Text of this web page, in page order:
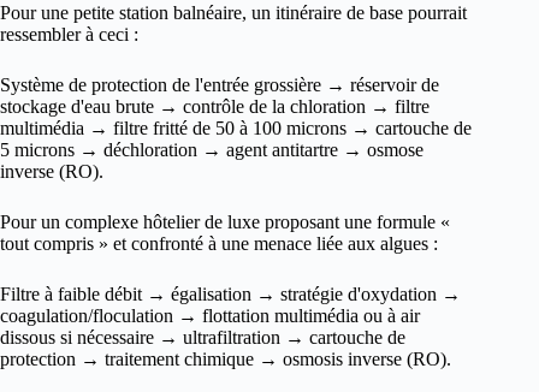
Pour une petite station balnéaire, un itinéraire de base pourrait
ressembler à ceci :
Système de protection de l'entrée grossière → réservoir de
stockage d'eau brute → contrôle de la chloration → filtre
multimédia → filtre fritté de 50 à 100 microns → cartouche de
5 microns → déchloration → agent antitartre → osmose
inverse (RO).
Pour un complexe hôtelier de luxe proposant une formule «
tout compris » et confronté à une menace liée aux algues :
Filtre à faible débit → égalisation → stratégie d'oxydation →
coagulation/floculation → flottation multimédia ou à air
dissous si nécessaire → ultrafiltration → cartouche de
protection → traitement chimique → osmosis inverse (RO).